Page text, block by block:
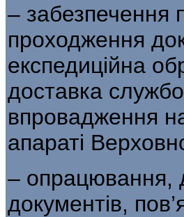
– забезпечення
проходження
експедиційна
доставка
впровадження
апараті
– опрацювання,
документів,